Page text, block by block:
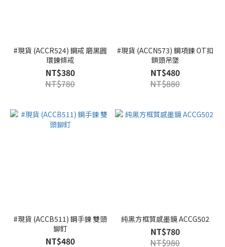
#現貨 (ACCR524) 鋼戒 磨黑圓
環鍊條戒
NT$380
NT$780
#現貨 (ACCN573) 鋼項鍊 OT扣
鎖頭吊墜
NT$480
NT$880
#現貨 (ACCB511) 鋼手鍊 雙頭
鉚釘
NT$480
純黑方框質感墨鏡 ACCG502
NT$780
NT$980